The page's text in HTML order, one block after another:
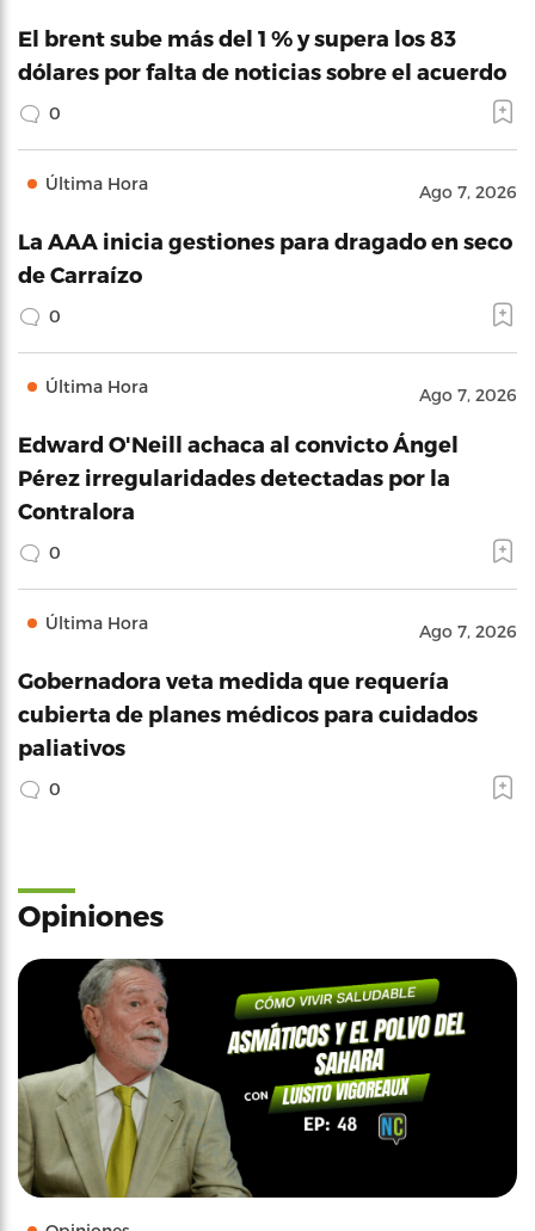
El brent sube más del 1 % y supera los 83
dólares por falta de noticias sobre el acuerdo
0
Última Hora Ago 7, 2026
La AAA inicia gestiones para dragado en seco
de Carraízo
0
Última Hora Ago 7, 2026
Edward O'Neill achaca al convicto Ángel
Pérez irregularidades detectadas por la
Contralora
0
Última Hora Ago 7, 2026
Gobernadora veta medida que requería
cubierta de planes médicos para cuidados
paliativos
0
Opiniones